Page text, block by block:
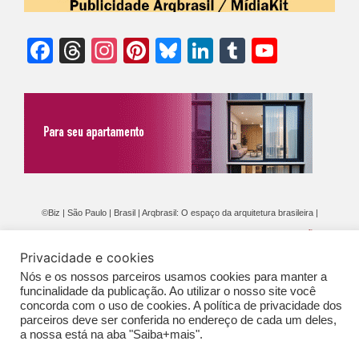
Facebook
Threads
Instagram
Pinterest
Bluesky
LinkedIn
Tumblr
©Biz | São Paulo | Brasil | Arqbrasil: O espaço da arquitetura brasileira |
GERAIS DE PUBLICAÇÃO (CGP
Privacidade e cookies
Nós e os nossos parceiros usamos cookies para manter a
funcinalidade da publicação. Ao utilizar o nosso site você
concorda com o uso de cookies. A política de privacidade dos
parceiros deve ser conferida no endereço de cada um deles,
a nossa está na aba "Saiba+mais".